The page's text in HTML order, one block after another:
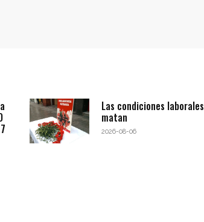
Las condiciones laborales
matan
2026-08-06